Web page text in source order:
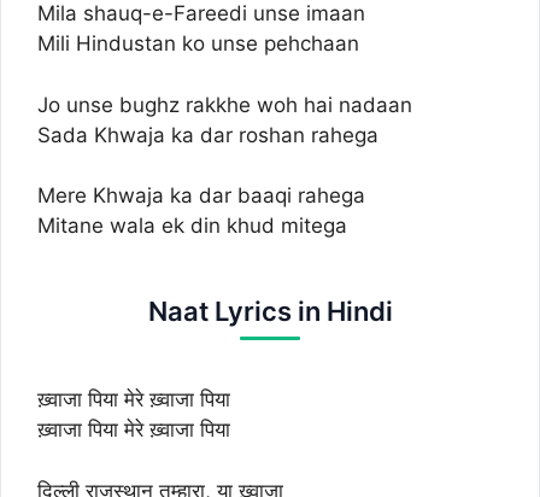
Mila shauq-e-Fareedi unse imaan
Mili Hindustan ko unse pehchaan
Jo unse bughz rakkhe woh hai nadaan
Sada Khwaja ka dar roshan rahega
Mere Khwaja ka dar baaqi rahega
Mitane wala ek din khud mitega
Naat Lyrics in Hindi
ख़्वाजा पिया मेरे ख़्वाजा पिया
ख़्वाजा पिया मेरे ख़्वाजा पिया
दिल्ली राजस्थान तुम्हारा, या ख़्वाजा